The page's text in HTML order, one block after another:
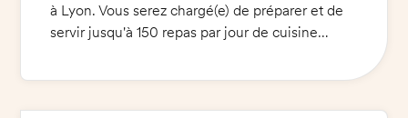
à Lyon. Vous serez chargé(e) de préparer et de
servir jusqu'à 150 repas par jour de cuisine
également responsable de la passation des